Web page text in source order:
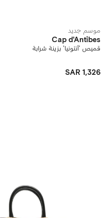
موسم جديد
Cap d'Antibes
قميص 'أنتونيا' بزينة شرابة
SAR 1,326